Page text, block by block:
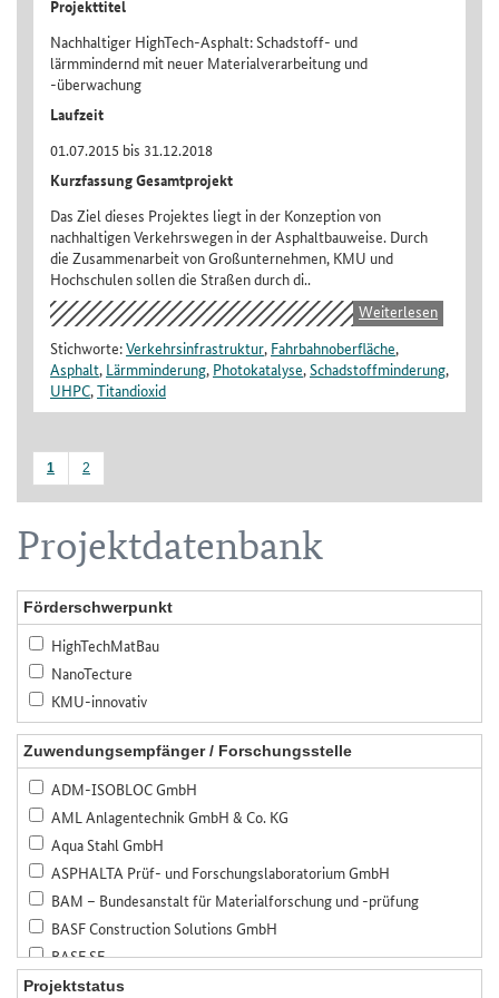
Projekttitel
Nachhaltiger HighTech-Asphalt: Schadstoff- und
lärmmindernd mit neuer Materialverarbeitung und
-überwachung
Laufzeit
01.07.2015 bis 31.12.2018
Kurzfassung Gesamtprojekt
Das Ziel dieses Projektes liegt in der Konzeption von
nachhaltigen Verkehrswegen in der Asphaltbauweise. Durch
die Zusammenarbeit von Großunternehmen, KMU und
Hochschulen sollen die Straßen durch di..
Weiterlesen
Stichworte:Verkehrsinfrastruktur, Fahrbahnoberfläche,
Asphalt, Lärmminderung, Photokatalyse,Schadstoffminderung,
UHPC,Titandioxid
1 2
Projektdatenbank
Förderschwerpunkt
HighTechMatBau
NanoTecture
KMU-innovativ
Zuwendungsempfänger / Forschungsstelle
ADM-ISOBLOC GmbH
AML Anlagentechnik GmbH & Co. KG
Aqua Stahl GmbH
ASPHALTA Prüf- und Forschungslaboratorium GmbH
BAM – Bundesanstalt für Materialforschung und -prüfung
BASF Construction Solutions GmbH
BASF SE
Bauer Spezialtiefbau GmbH
Projektstatus